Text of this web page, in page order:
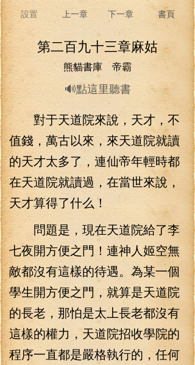
設置 上一章 下一章 書頁
第二百九十三章麻姑
熊貓書庫 帝霸
🔊點這里聽書
對于天道院來說，天才，不
值錢，萬古以來，來天道院就讀
的天才太多了，連仙帝年輕時都
在天道院就讀過，在當世來說，
天才算得了什么！
問題是，現在天道院給了李
七夜開方便之門！連神人姬空無
敵都沒有這樣的待遇。為某一個
學生開方便之門，就算是天道院
的長老，那怕是太上長老都沒有
這樣的權力，天道院招收學院的
程序一直都是嚴格執行的，任何